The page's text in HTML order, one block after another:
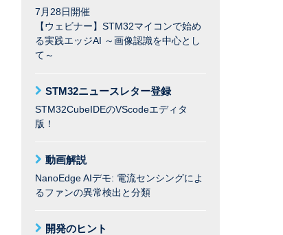
7月28日開催
【ウェビナー】STM32マイコンで始め
る実践エッジAI ～画像認識を中心とし
て～
STM32ニュースレター登録
STM32CubeIDEのVScodeエディタ
版！
動画解説
NanoEdge AIデモ: 電流センシングによ
るファンの異常検出と分類
開発のヒント